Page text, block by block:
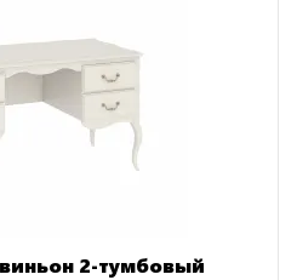
2-тумбовый